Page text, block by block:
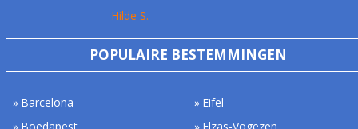
Hilde S.
POPULAIRE BESTEMMINGEN
Barcelona
Eifel